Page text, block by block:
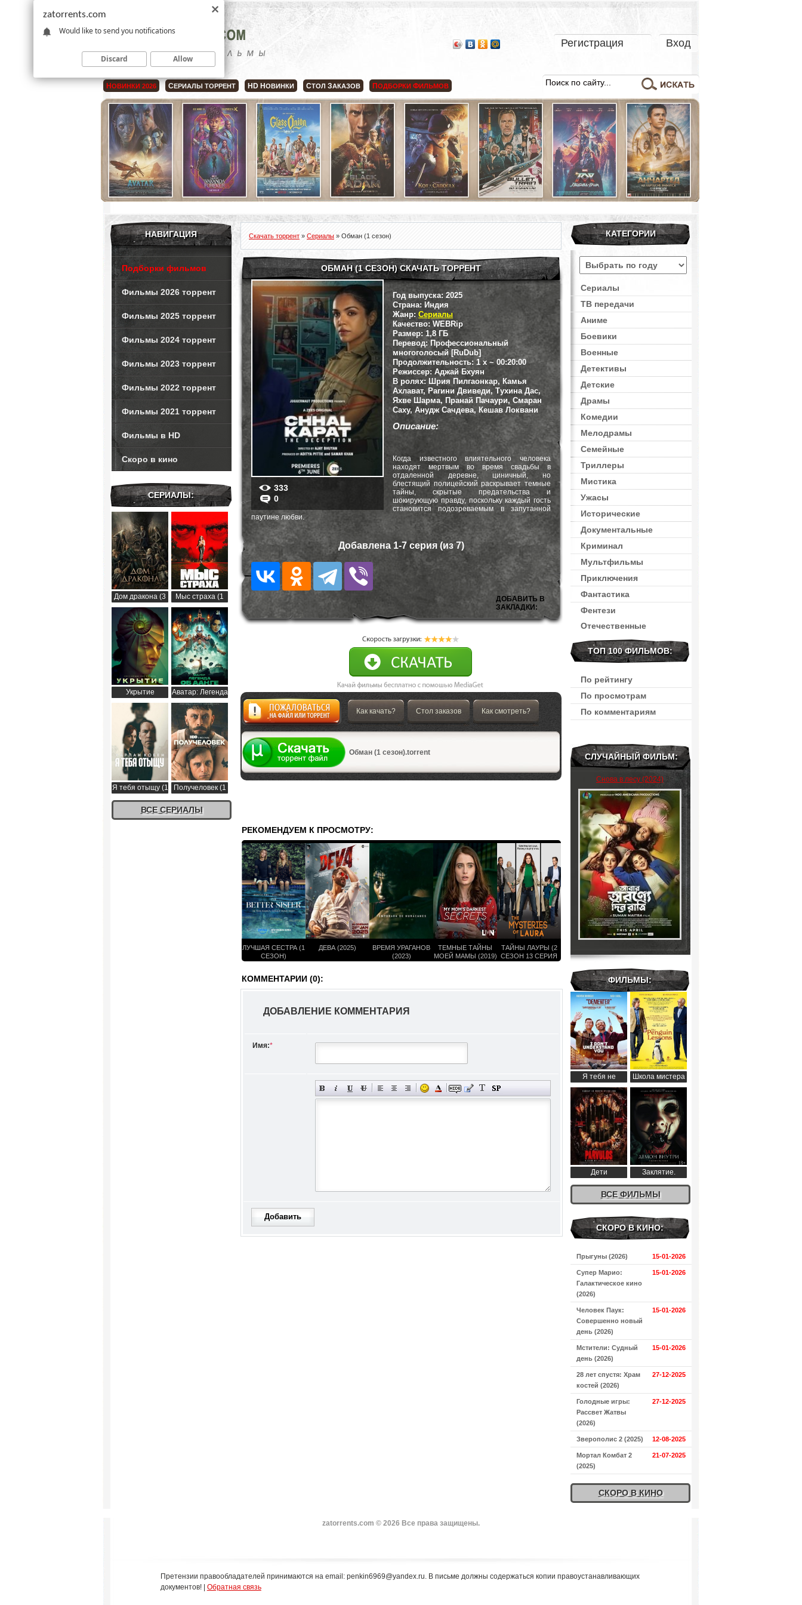
Регистрация Вход
НОВИНКИ 2026 СЕРИАЛЫ ТОРРЕНТ HD НОВИНКИ СТОЛ ЗАКАЗОВ ПОДБОРКИ ФИЛЬМОВ
НАВИГАЦИЯ
Подборки фильмов
Фильмы 2026 торрент
Фильмы 2025 торрент
Фильмы 2024 торрент
Фильмы 2023 торрент
Фильмы 2022 торрент
Фильмы 2021 торрент
Фильмы в HD
Скоро в кино
СЕРИАЛЫ:
Дом дракона (3
сезон)
Мыс страха (1
сезон)
Укрытие
(Бункер) (3
сезон)
Аватар: Легенда
об Аанге (2
сезон)
Я тебя отыщу (1
сезон)
Получеловек (1
сезон)
ВСЕ СЕРИАЛЫ
Скачать торрент » Сериалы » Обман (1 сезон)
ОБМАН (1 СЕЗОН) СКАЧАТЬ ТОРРЕНТ
333
0
Год выпуска: 2025
Страна: Индия
Жанр: Сериалы
Качество: WEBRip
Размер:1,8 ГБ
Перевод:Профессиональный
многоголосый [RuDub]
Продолжительность: 1 x ~ 00:20:00
Режиссер: Аджай Бхуян
В ролях: Шрия Пилгаонкар, Камья
Ахлават, Рагини Двиведи, Тухина Дас,
Яхве Шарма, Пранай Пачаури, Смаран
Саху, Анудж Сачдева, Кешав Локвани
Описание:
Когда известного влиятельного человека
находят мертвым во время свадьбы в
отдаленной деревне, циничный, но
блестящий полицейский раскрывает темные
тайны, скрытые предательства и
шокирующую правду, поскольку каждый гость
становится подозреваемым в запутанной
паутине любви.
Добавлена 1-7 серия (из 7)
ДОБАВИТЬ В
ЗАКЛАДКИ:
Жалоба
Как качать? Стол заказов Как смотреть?
Обман (1 сезон).torrent
РЕКОМЕНДУЕМ К ПРОСМОТРУ:
ЛУЧШАЯ СЕСТРА (1
СЕЗОН)
ДЕВА (2025)
ВРЕМЯ УРАГАНОВ
(2023)
ТЕМНЫЕ ТАЙНЫ
МОЕЙ МАМЫ (2019)
ТАЙНЫ ЛАУРЫ (2
СЕЗОН 13 СЕРИЯ
КОММЕНТАРИИ (0):
ДОБАВЛЕНИЕ КОММЕНТАРИЯ
Имя:*
Добавить
КАТЕГОРИИ
Сериалы
ТВ передачи
Аниме
Боевики
Военные
Детективы
Детские
Драмы
Комедии
Мелодрамы
Семейные
Триллеры
Мистика
Ужасы
Исторические
Документальные
Криминал
Мультфильмы
Приключения
Фантастика
Фентези
Отечественные
ТОП 100 ФИЛЬМОВ:
По рейтингу
По просмотрам
По комментариям
СЛУЧАЙНЫЙ ФИЛЬМ:
Снова в лесу (2024)
ФИЛЬМЫ:
Я тебя не
понимаю (2024)
Школа мистера
Пингвина (2024)
Дети
апокалипсиса
(2024)
Заклятие.
Демон внутри
(2024)
ВСЕ ФИЛЬМЫ
СКОРО В КИНО:
Прыгуны (2026) 15-01-2026
Супер Марио:
Галактическое кино
(2026)
15-01-2026
Человек Паук:
Совершенно новый
день (2026)
15-01-2026
Мстители: Судный
день (2026)
15-01-2026
28 лет спустя: Храм
костей (2026)
27-12-2025
Голодные игры:
Рассвет Жатвы
(2026)
27-12-2025
Зверополис 2 (2025) 12-08-2025
Мортал Комбат 2
(2025)
21-07-2025
СКОРО В КИНО
zatorrents.com © 2026 Все права защищены.
Претензии правообладателей принимаются на email: penkin6969@yandex.ru. В письме должны содержаться копии правоустанавливающих
документов! | Обратная связь
zatorrents.com
Would like to send you notifications
Discard Allow